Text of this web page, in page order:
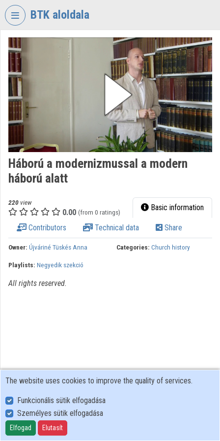
Skip header
BTK aloldala
TORIUM
RESEARCH
CENTRE
FOR
THE
HUMANTITIES
Organization discovery
Categories
Organizations
Contributors
Háború a modernizmussal a modern
háború alatt
220 view
0.00 (from 0 ratings) Basic information
Contributors Technical data Share
Owner: Újváriné Tüskés Anna Categories: Church history
Playlists: Negyedik szekció
All rights reserved.
User Policy
Adatkezelési tájékoztató (en)
Cookie Policy
The website uses cookies to improve the quality of services.
Funkcionális sütik elfogadása
Személyes sütik elfogadása
Elfogad Elutasít